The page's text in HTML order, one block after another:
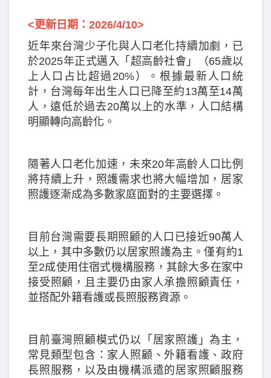
<更新日期：2026/4/10>
近年來台灣少子化與人口老化持續加劇，已
於2025年正式邁入「超高齡社會」（65歲以
上人口占比超過20%）。根據最新人口統
計，台灣每年出生人口已降至約13萬至14萬
人，遠低於過去20萬以上的水準，人口結構
明顯轉向高齡化。
隨著人口老化加速，未來20年高齡人口比例
將持續上升，照護需求也將大幅增加，居家
照護逐漸成為多數家庭面對的主要選擇。
目前台灣需要長期照顧的人口已接近90萬人
以上，其中多數仍以居家照護為主。僅有約1
至2成使用住宿式機構服務，其餘大多在家中
接受照顧，且主要仍由家人承擔照顧責任，
並搭配外籍看護或長照服務資源。
目前臺灣照顧模式仍以「居家照護」為主，
常見類型包含：家人照顧、外籍看護、政府
長照服務，以及由機構派遣的居家照顧服務